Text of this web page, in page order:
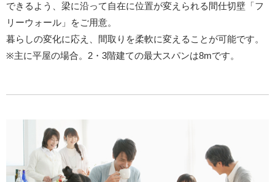
できるよう、梁に沿って自在に位置が変えられる間仕切壁「フ
リーウォール」をご用意。
暮らしの変化に応え、間取りを柔軟に変えることが可能です。
※主に平屋の場合。2・3階建ての最大スパンは8mです。